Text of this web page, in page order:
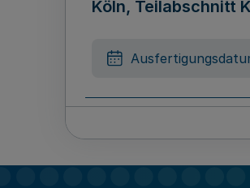
Köln, Teilabschnitt